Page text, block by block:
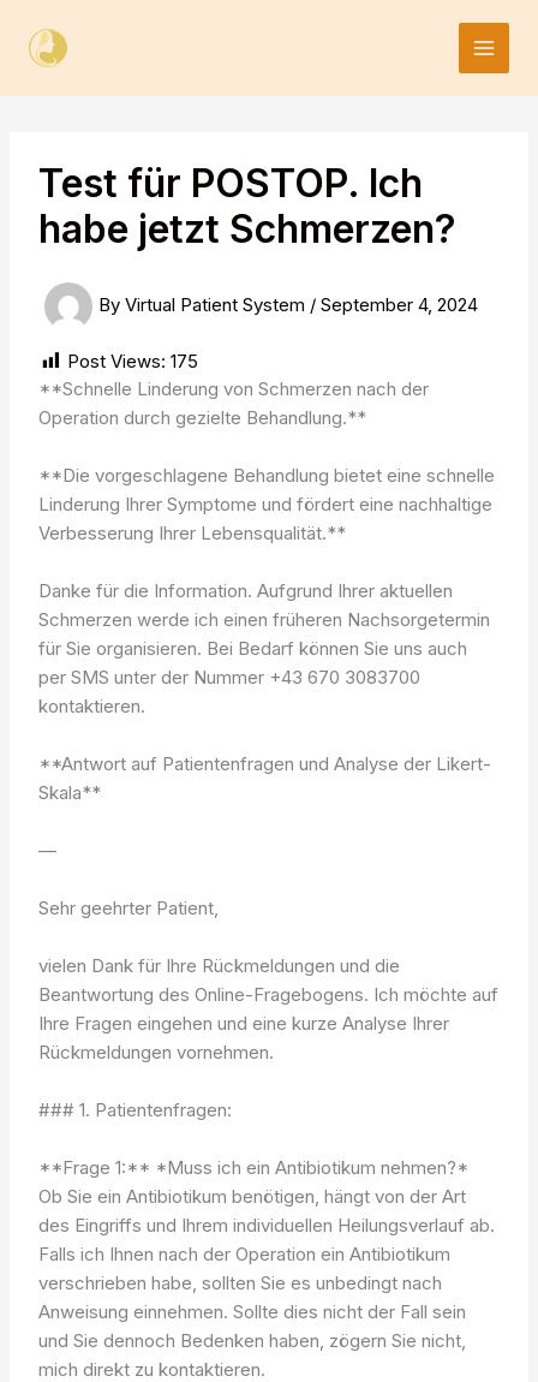
content
Test für POSTOP. Ich
habe jetzt Schmerzen?
ByVirtual Patient System /September 4, 2024
Post Views: 175
**Schnelle Linderung von Schmerzen nach der
Operation durch gezielte Behandlung.**
**Die vorgeschlagene Behandlung bietet eine schnelle
Linderung Ihrer Symptome und fördert eine nachhaltige
Verbesserung Ihrer Lebensqualität.**
Danke für die Information. Aufgrund Ihrer aktuellen
Schmerzen werde ich einen früheren Nachsorgetermin
für Sie organisieren. Bei Bedarf können Sie uns auch
per SMS unter der Nummer +43 670 3083700
kontaktieren.
**Antwort auf Patientenfragen und Analyse der Likert-
Skala**
—
Sehr geehrter Patient,
vielen Dank für Ihre Rückmeldungen und die
Beantwortung des Online-Fragebogens. Ich möchte auf
Ihre Fragen eingehen und eine kurze Analyse Ihrer
Rückmeldungen vornehmen.
### 1. Patientenfragen:
**Frage 1:** *Muss ich ein Antibiotikum nehmen?*
Ob Sie ein Antibiotikum benötigen, hängt von der Art
des Eingriffs und Ihrem individuellen Heilungsverlauf ab.
Falls ich Ihnen nach der Operation ein Antibiotikum
verschrieben habe, sollten Sie es unbedingt nach
Anweisung einnehmen. Sollte dies nicht der Fall sein
und Sie dennoch Bedenken haben, zögern Sie nicht,
mich direkt zu kontaktieren.